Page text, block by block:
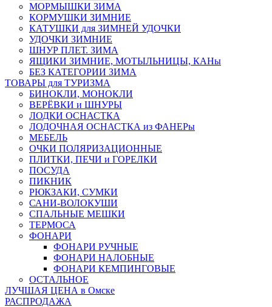
МОРМЫШКИ ЗИМА
КОРМУШКИ ЗИМНИЕ
КАТУШКИ для ЗИМНЕЙ УДОЧКИ
УДОЧКИ ЗИМНИЕ
ШНУР ПЛЕТ. ЗИМА
ЯЩИКИ ЗИМНИЕ, МОТЫЛЬНИЦЫ, КАНы
БЕЗ КАТЕГОРИИ ЗИМА
ТОВАРЫ для ТУРИЗМА
БИНОКЛИ, МОНОКЛИ
ВЕРЁВКИ и ШНУРЫ
ЛОДКИ ОСНАСТКА
ЛОДОЧНАЯ ОСНАСТКА из ФАНЕРы
МЕБЕЛЬ
ОЧКИ ПОЛЯРИЗАЦИОННЫЕ
ПЛИТКИ, ПЕЧИ и ГОРЕЛКИ
ПОСУДА
ПИКНИК
РЮКЗАКИ, СУМКИ
САНИ-ВОЛОКУШИ
СПАЛЬНЫЕ МЕШКИ
ТЕРМОСА
ФОНАРИ
ФОНАРИ РУЧНЫЕ
ФОНАРИ НАЛОБНЫЕ
ФОНАРИ КЕМПИНГОВЫЕ
ОСТАЛЬНОЕ
ЛУЧШАЯ ЦЕНА в Омске
РАСПРОДАЖА